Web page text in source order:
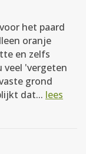
het paard
oranje
en zelfs
veel 'vergeten
grond
dat... lees